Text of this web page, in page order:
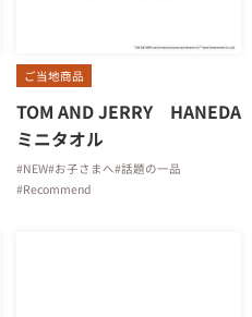
ご当地商品
TOM AND JERRY HANEDA
ミニタオル
#NEW#お子さまへ#話題の一品
#Recommend